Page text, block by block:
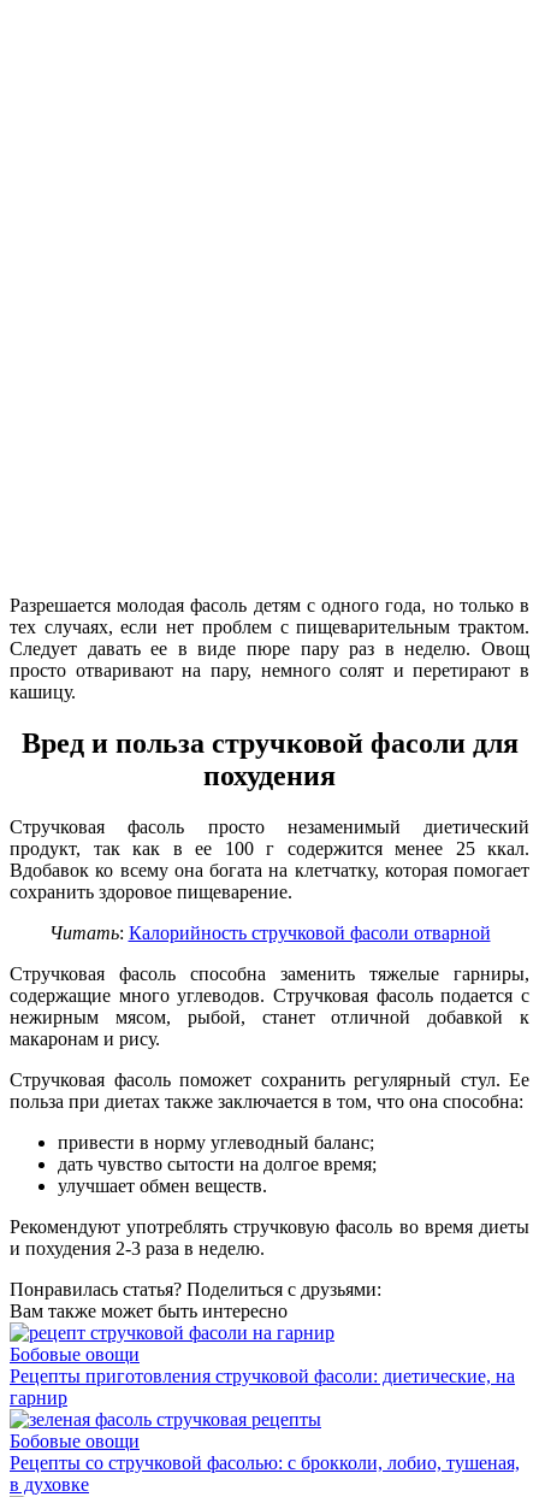
Разрешается молодая фасоль детям с одного года, но только в
тех случаях, если нет проблем с пищеварительным трактом.
Следует давать ее в виде пюре пару раз в неделю. Овощ
просто отваривают на пару, немного солят и перетирают в
кашицу.
Вред и польза стручковой фасоли для
похудения
Стручковая фасоль просто незаменимый диетический
продукт, так как в ее 100 г содержится менее 25 ккал.
Вдобавок ко всему она богата на клетчатку, которая помогает
сохранить здоровое пищеварение.
Читать: Калорийность стручковой фасоли отварной
Стручковая фасоль способна заменить тяжелые гарниры,
содержащие много углеводов. Стручковая фасоль подается с
нежирным мясом, рыбой, станет отличной добавкой к
макаронам и рису.
Стручковая фасоль поможет сохранить регулярный стул. Ее
польза при диетах также заключается в том, что она способна:
привести в норму углеводный баланс;
дать чувство сытости на долгое время;
улучшает обмен веществ.
Рекомендуют употреблять стручковую фасоль во время диеты
и похудения 2-3 раза в неделю.
Понравилась статья? Поделиться с друзьями:
Вам также может быть интересно
Бобовые овощи
Рецепты приготовления стручковой фасоли: диетические, на
гарнир
Бобовые овощи
Рецепты со стручковой фасолью: с брокколи, лобио, тушеная,
в духовке